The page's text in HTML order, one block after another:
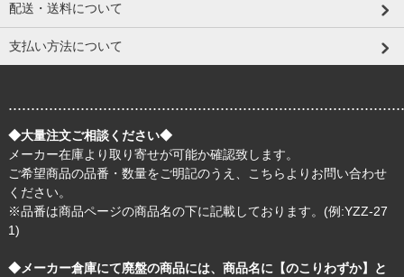
配送・送料について
支払い方法について
◆大量注文ご相談ください◆
メーカー在庫より取り寄せが可能か確認致します。
ご希望商品の品番・数量をご明記のうえ、
こちら よりお問い合わせ
ください。
※品番は商品ページの商品名の下に記載しております。(例:YZZ-27
1)
◆メーカー倉庫にて廃盤の商品には、商品名に【のこりわずか】と